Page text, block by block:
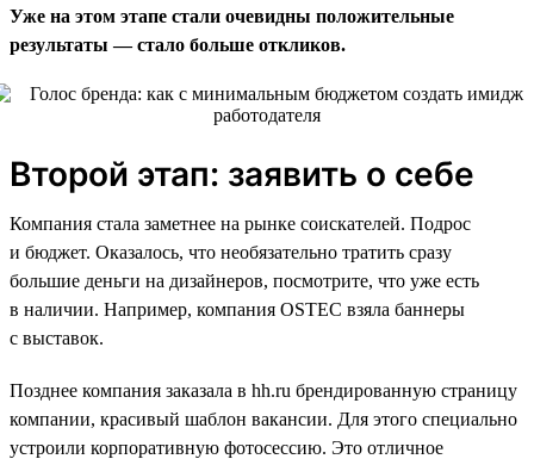
Уже на этом этапе стали очевидны положительные
результаты — стало больше откликов.
Второй этап: заявить о себе
Компания стала заметнее на рынке соискателей. Подрос
и бюджет. Оказалось, что необязательно тратить сразу
большие деньги на дизайнеров, посмотрите, что уже есть
в наличии. Например, компания OSTEC взяла баннеры
с выставок.
Позднее компания заказала в hh.ru брендированную страницу
компании, красивый шаблон вакансии. Для этого специально
устроили корпоративную фотосессию. Это отличное